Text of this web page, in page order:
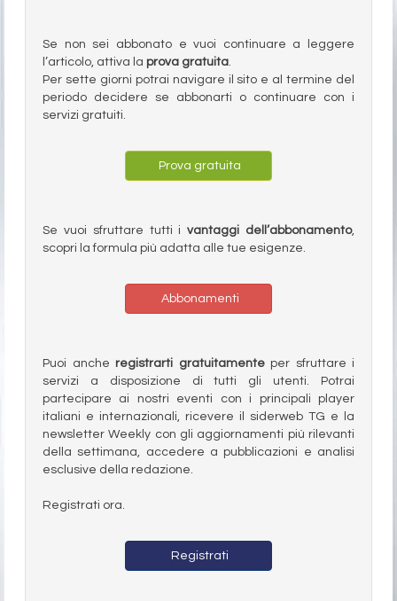
Se non sei abbonato e vuoi continuare a leggere
l’articolo, attiva la prova gratuita
Per sette giorni potrai navigare il sito e al termine del
periodo decidere se abbonarti o continuare con i
servizi gratuiti.
Prova gratuita
Se vuoi sfruttare tutti ivantaggi dell’abbonamento,
scopri la formula più adatta alle tue esigenze.
Abbonamenti
Puoi anche registrarti gratuitamenteper sfruttare i
servizi a disposizione di tutti gli utenti. Potrai
partecipare ai nostri eventi con i principali player
italiani e internazionali, ricevere il siderweb TG e la
newsletter Weekly con gli aggiornamenti più rilevanti
della settimana, accedere a pubblicazioni e analisi
esclusive della redazione.
Registrati ora.
Registrati